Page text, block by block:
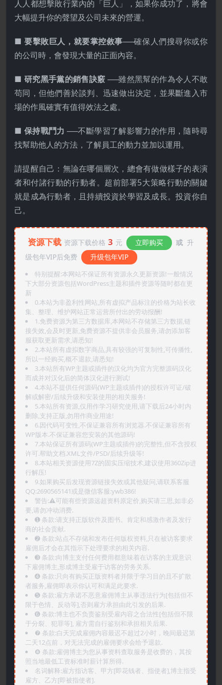
人人都想擊敗行業內的「巨人」，如果你成功了，將會
大幅提升你的聲望及公司未來的營運。
■ 要擊敗巨人，就要掌控敘事──確保人們搜尋你或你
的公司時，會發現大量的正面內容。
■ 研究黑手黨的銷售訣竅 ──雖然黑幫的作為令人不敢
苟同，但他們善於談判、迅速做出決定，並果斷進入市
場的作風確實有值得效法之處。
■ 保持戰鬥力 ──不斷學習了解影響力的作用，隨時尋
找幫助他人的方法，了解員工的動力並加以運用。
請提醒自己：無論在哪個層次，總會有做做樣子的表演
者和付諸行動的行動者。超前部署5大策略行動的關鍵
就是成為行動者，且持續投資於學習及成長。投資你自
己。
资源下载 资源下载价格 3 元 立即购买 或 升
级包年VIP后免费
升级包年VIP
特别提醒:本网站不保证所有资源永久更新资源!一般情况
下大部分资源包括WordPress主题和插件资源等随时都在更
新
0.本站为非盈利性网站,所有虚拟产品标注的价格为站长收
集、整理、维护网站正常运营所付出的劳动报酬!
1.免费资源为第三方数据库,本网站不存储第三方数据,链
接失效,会及时更新,免费资源不提供非会员服务,请勿添加客
服获取更新需求,请悉知!
2.本站所有虚拟数字商品,具有较强的可复制性,可传播性,
所以一经购买,概不退款,请悉知!
3.本站所有WP主题或插件的汉化均为官方完整源码汉化
而成并对汉化后的简体汉化进行测试!
4.本站不提供任何源码(WP主题或插件)的授权许可证/破
解或解密/后续升级和安装使用的相关服务!
5.本站所有资源,仅用作学习研究使用,请下载后24小时内
删除,支持正版,勿用作商业用途!
6.因代码可变性,不保证兼容所有浏览器.不保证兼容所有
WP版本.不保证兼容您安装的其他源码!
7.本站保证所有源码(WP主题或插件)的完整性,但不含授权
许可.帮助文档.XML文件/PSD/后续升级等!
8.本站相关资源使用7Z的固实压缩技术,建议使用360Zip进
行解压!
9.如果购买后发现资源链接失效或其他疑问,请联系客服
QQ:2690565141或是微信客服:ywb386!
警告:⚠️可能有些资源远超资料原定价,购买请三思,如非必
要,请勿冲动消费.
➊️ 条款:请支持正版软件及图书。肯定和感激作者及发行
商的社会贡献.
➋️ 条款:站点不存储和发布任何版权资料,只在被访客要求
雇佣后才会在其指示下处理要求的相关内容.
➌️ 条款:向博主支付任何费用都意味着在访客的主观意识
下雇佣博主,形成博主受雇于访客的劳务关系.
➍️ 条款:只向有购买正版资料者并限于学习目的且不扩散
者服务,雇佣即表示你认可和满足此要求.
➎ 条款:雇方承诺不恶意雇佣博主从事违法行为[包括但不
限于色情、反动等],否则雇方承担由此引发的后果.
➏️ 条款:博主也不负责鉴别受雇内容之合法性[包括但不限
于分裂、犯罪等], 雇方需自行鉴别和承担相关后果.
❼ 条款:白天完成雇佣内容最迟不超过2小时，晚间最迟第
二天12点前，对无法完成的雇佣要求会给予退款.
❽ 条款:雇佣博主为您从事资料查取服务是收费的，其按
照当地最低工资标准时薪计算所得.
名词解释:雇方指访客、甲方[即花钱者、指使者],博主指受
雇方、乙方[即被指使者].